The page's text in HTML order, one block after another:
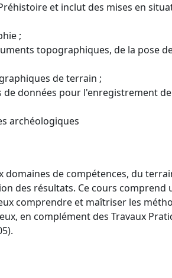
et inclut des mises en
;
topographiques, de la pose
de terrain ;
de données pour l'enregistrement
archéologiques
de compétences, du
des résultats. Ce cours comprend
comprendre et maîtriser les
en complément des Travaux